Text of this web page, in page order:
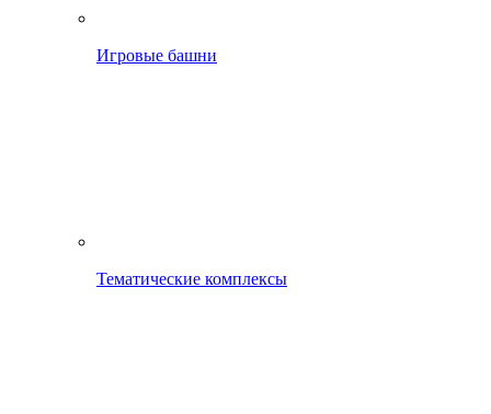
Игровые башни
Тематические комплексы